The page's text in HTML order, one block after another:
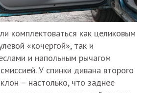
комплектоваться как целиковым
«кочергой», так и
и напольным рычагом
У спинки дивана второго
– настолько, что заднее